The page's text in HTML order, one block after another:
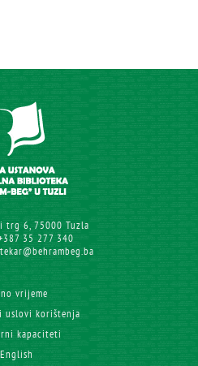
trg 6, 75000 Tuzla
35 277 340
vrijeme
uslovi korištenja
kapaciteti
English